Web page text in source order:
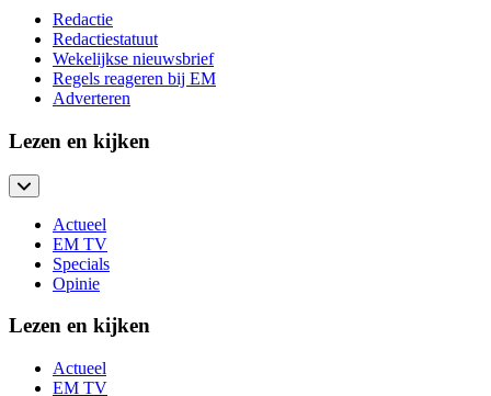
Redactie
Redactiestatuut
Wekelijkse nieuwsbrief
Regels reageren bij EM
Adverteren
Lezen en kijken
Actueel
EM TV
Specials
Opinie
Lezen en kijken
Actueel
EM TV